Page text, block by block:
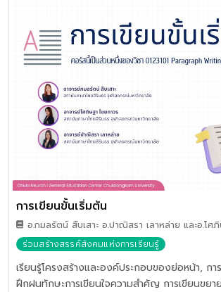
การเขียนขั้นเริ่มต้น
อ.กมลรัตน์ สืบเสาะ อ.ปาณิสรา เลาหล่าย และอ.โศ
ร่วมสร้างสรรค์สังคมแห่งการเรียนรู้
เรียนรู้โครงสร้างและองค์ประกอบของย่อหน้า, ก
ฝึกฝนทักษะการเขียนใจความสำคัญ การเขียนขย